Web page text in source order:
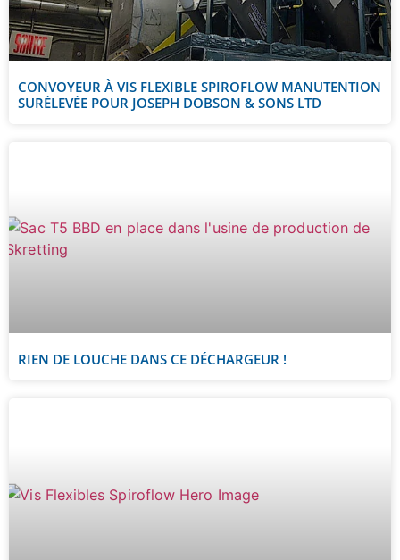
CONVOYEUR À VIS FLEXIBLE SPIROFLOW MANUTENTION
SURÉLEVÉE POUR JOSEPH DOBSON & SONS LTD
RIEN DE LOUCHE DANS CE DÉCHARGEUR !